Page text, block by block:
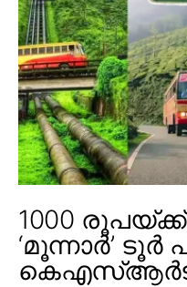
1000
‘മൂന്നാർ’ ടൂർ